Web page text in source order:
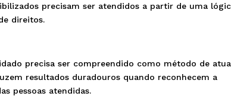
precisam ser atendidos a partir de uma
direitos.
precisa ser compreendido como método de
resultados duradouros quando reconhecem a
pessoas atendidas.